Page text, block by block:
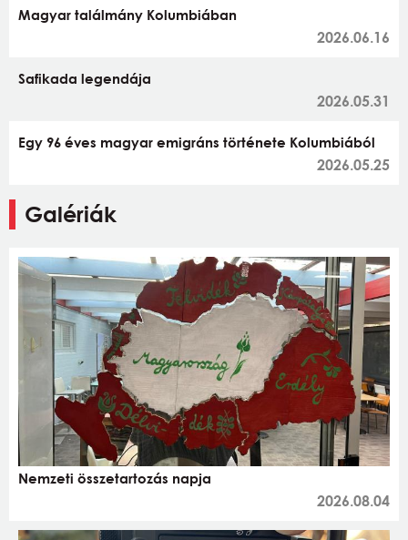
Magyar találmány Kolumbiában
2026.06.16
Safikada legendája
2026.05.31
Egy 96 éves magyar emigráns története Kolumbiából
2026.05.25
Galériák
Nemzeti összetartozás napja
2026.08.04